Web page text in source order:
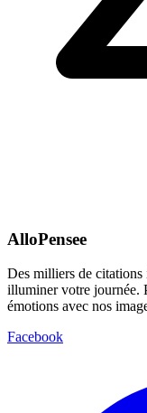
AlloPensee
Des milliers de citations
illuminer votre journée.
émotions avec nos
Facebook